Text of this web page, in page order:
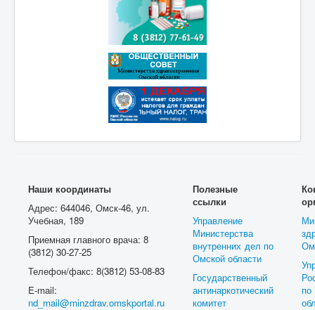
Наши координаты
Адрес: 644046, Омск-46, ул.
Учебная, 189
Приемная главного врача: 8
(3812) 30-27-25
Телефон/факс: 8(3812) 53-08-83
E-mail:
nd_mail@minzdrav.omskportal.ru
Полезные
ссылки
Управление
Министерства
внутренних дел по
Омской области
Государственный
антинаркотический
комитет